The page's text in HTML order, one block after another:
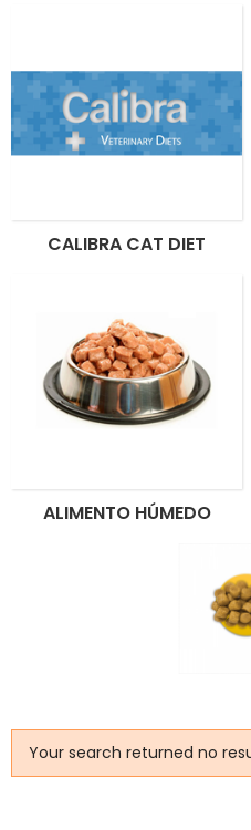
CALIBRA CAT DIET
ALIMENTO HÚMEDO
Your search returned no